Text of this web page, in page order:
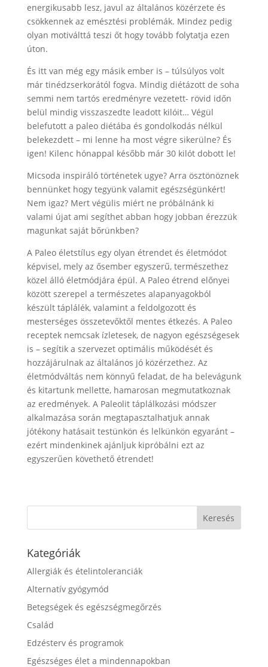
energikusabb lesz, javul az általános közérzete és
csökkennek az emésztési problémák. Mindez pedig
olyan motiválttá teszi őt hogy tovább folytatja ezen
úton.
És itt van még egy másik ember is – túlsúlyos volt
már tinédzserkorától fogva. Mindig diétázott de soha
semmi nem tartós eredményre vezetett- rövid időn
belül mindig visszaszedte leadott kilóit… Végül
belefutott a paleo diétába és gondolkodás nélkül
belekezdett – mi lenne ha most végre sikerülne? És
igen! Kilenc hónappal később már 30 kilót dobott le!
Micsoda inspiráló történetek ugye? Arra ösztönöznek
bennünket hogy tegyünk valamit egészségünkért!
Nem igaz? Mert végülis miért ne próbálnánk ki
valami újat ami segíthet abban hogy jobban érezzük
magunkat saját bőrünkben?
A Paleo életstílus egy olyan étrendet és életmódot
képvisel, mely az ősember egyszerű, természethez
közel álló életmódjára épül. A Paleo étrend előnyei
között szerepel a természetes alapanyagokból
készült táplálék, valamint a feldolgozott és
mesterséges összetevőktől mentes étkezés. A Paleo
receptek nemcsak ízletesek, de nagyon egészségesek
is – segítik a szervezet optimális működését és
hozzájárulnak az általános jó közérzethez. Az
életmódváltás nem könnyű feladat, de ha belevágunk
és kitartunk mellette, hamarosan megmutatkoznak
az eredmények. A Paleolit táplálkozási módszer
alkalmazása során megtapasztalhatjuk annak
jótékony hatásait testünkön és lelkünkön egyaránt –
ezért mindenkinek ajánljuk kipróbálni ezt az
egyszerűen követhető étrendet!
Kategóriák
Allergiák és ételintoleranciák
Alternatív gyógymód
Betegségek és egészségmegőrzés
Család
Edzésterv és programok
Egészséges élet a mindennapokban